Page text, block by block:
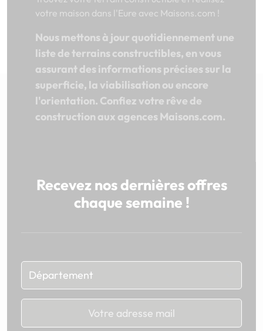
votre maison dans l'Eure avec Maisons.com !
Nous mettons à jour quotidiennement une
liste de terrains constructibles, en vous
assurant des informations précises sur la
superficie, la viabilisation ou encore
l'orientation. Confiez votre rêve de
construction aux agences Maisons.com.
Recevez nos dernières offres
chaque semaine !
Chargement...